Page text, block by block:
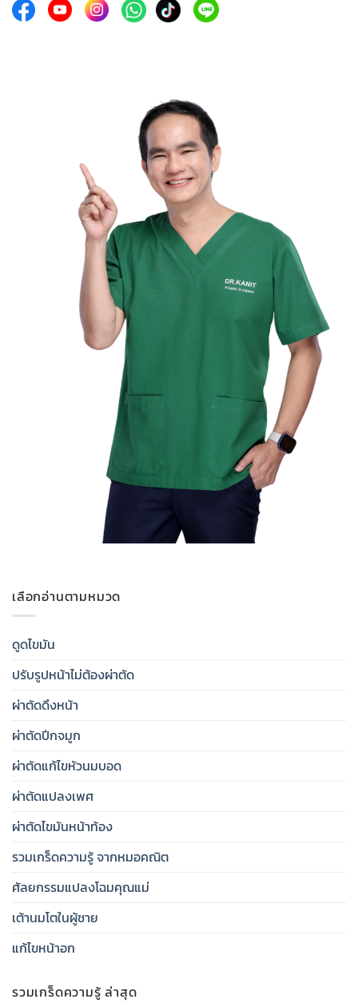
เลือกอ่านตามหมวด
ดูดไขมัน
ปรับรูปหน้าไม่ต้องผ่าตัด
ผ่าตัดดึงหน้า
ผ่าตัดปีกจมูก
ผ่าตัดแก้ไขหัวนมบอด
ผ่าตัดแปลงเพศ
ผ่าตัดไขมันหน้าท้อง
รวมเกร็ดความรู้ จากหมอคณิต
ศัลยกรรมแปลงโฉมคุณแม่
เต้านมโตในผู้ชาย
แก้ไขหน้าอก
รวมเกร็ดความรู้ ล่าสุด